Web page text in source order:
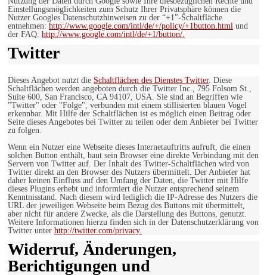
Einstellungsmöglichkeiten zum Schutz Ihrer Privatsphäre können die
Nutzer Googles Datenschutzhinweisen zu der “+1″-Schaltfläche
entnehmen: http://www.google.com/intl/de/+/policy/+1button.html und
der FAQ: http://www.google.com/intl/de/+1/button/.
Twitter
Dieses Angebot nutzt die Schaltflächen des Dienstes Twitter. Diese
Schaltflächen werden angeboten durch die Twitter Inc., 795 Folsom St.,
Suite 600, San Francisco, CA 94107, USA. Sie sind an Begriffen wie
"Twitter" oder "Folge", verbunden mit einem stillisierten blauen Vogel
erkennbar. Mit Hilfe der Schaltflächen ist es möglich einen Beitrag oder
Seite dieses Angebotes bei Twitter zu teilen oder dem Anbieter bei Twitter
zu folgen.
Wenn ein Nutzer eine Webseite dieses Internetauftritts aufruft, die einen
solchen Button enthält, baut sein Browser eine direkte Verbindung mit den
Servern von Twitter auf. Der Inhalt des Twitter-Schaltflächen wird von
Twitter direkt an den Browser des Nutzers übermittelt. Der Anbieter hat
daher keinen Einfluss auf den Umfang der Daten, die Twitter mit Hilfe
dieses Plugins erhebt und informiert die Nutzer entsprechend seinem
Kenntnisstand. Nach diesem wird lediglich die IP-Adresse des Nutzers die
URL der jeweiligen Webseite beim Bezug des Buttons mit übermittelt,
aber nicht für andere Zwecke, als die Darstellung des Buttons, genutzt.
Weitere Informationen hierzu finden sich in der Datenschutzerklärung von
Twitter unter http://twitter.com/privacy.
Widerruf, Änderungen,
Berichtigungen und